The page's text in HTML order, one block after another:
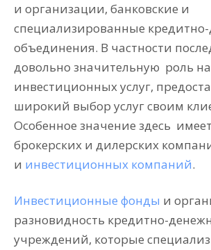
и организации, банковские и
специализированные
объединения. В частности
довольно значительную роль
инвестиционных услуг,
широкий выбор услуг своим
Особенное значение здесь
брокерских и дилерских
и инвестиционных компаний.
Инвестиционные фонды и
разновидность кредитно-
учреждений, которые